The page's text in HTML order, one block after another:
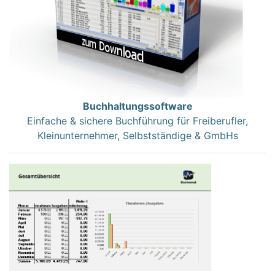
Buchhaltungssoftware
Einfache & sichere Buchführung für Freiberufler,
Kleinunternehmer, Selbstständige & GmbHs